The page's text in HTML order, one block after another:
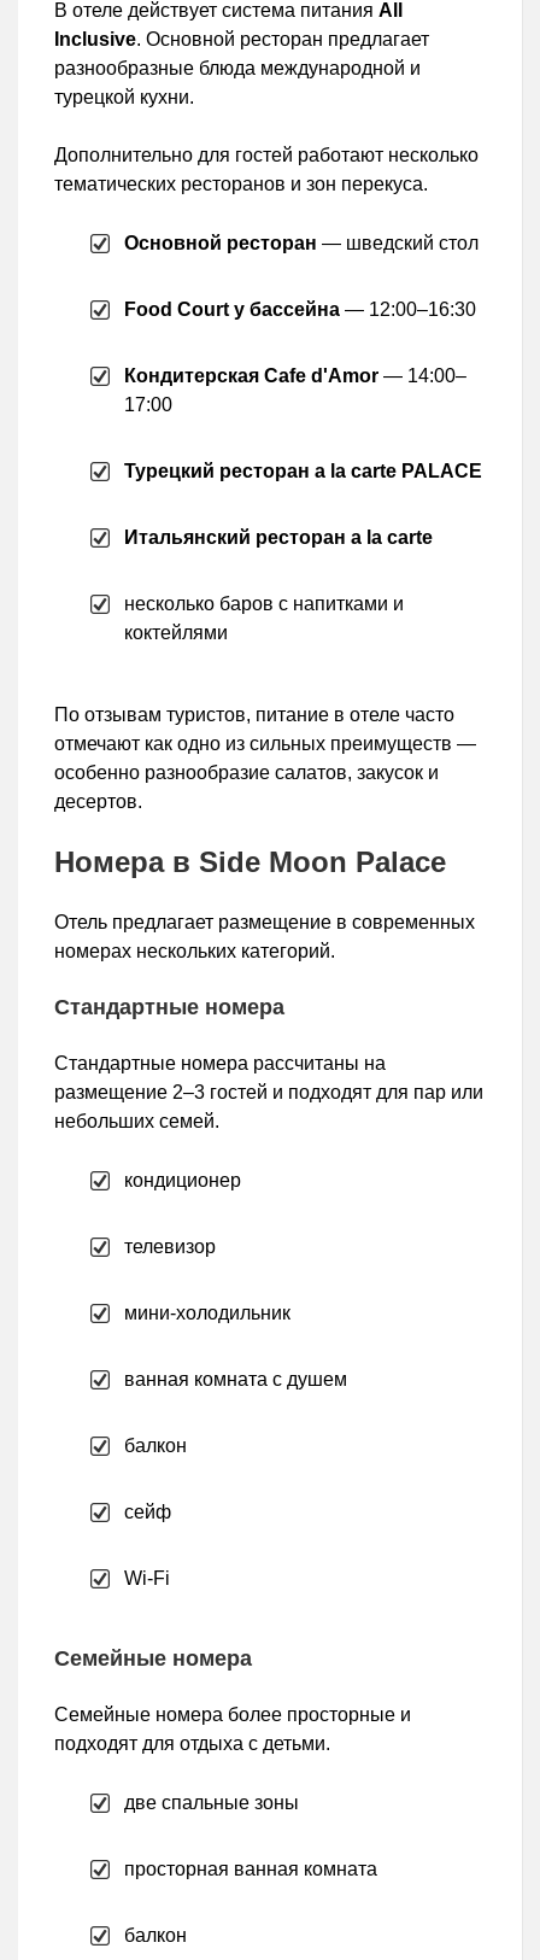
В отеле действует система питания All
Inclusive. Основной ресторан предлагает
разнообразные блюда международной и
турецкой кухни.
Дополнительно для гостей работают несколько
тематических ресторанов и зон перекуса.
Основной ресторан — шведский стол
Food Court у бассейна — 12:00–16:30
Кондитерская Cafe d'Amor — 14:00–
17:00
Турецкий ресторан a la carte PALACE
Итальянский ресторан a la carte
несколько баров с напитками и
коктейлями
По отзывам туристов, питание в отеле часто
отмечают как одно из сильных преимуществ —
особенно разнообразие салатов, закусок и
десертов.
Номера в Side Moon Palace
Отель предлагает размещение в современных
номерах нескольких категорий.
Стандартные номера
Стандартные номера рассчитаны на
размещение 2–3 гостей и подходят для пар или
небольших семей.
кондиционер
телевизор
мини-холодильник
ванная комната с душем
балкон
сейф
Wi-Fi
Семейные номера
Семейные номера более просторные и
подходят для отдыха с детьми.
две спальные зоны
просторная ванная комната
балкон